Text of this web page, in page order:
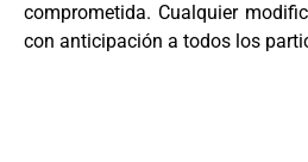
comprometida. Cualquier
con anticipación a todos los